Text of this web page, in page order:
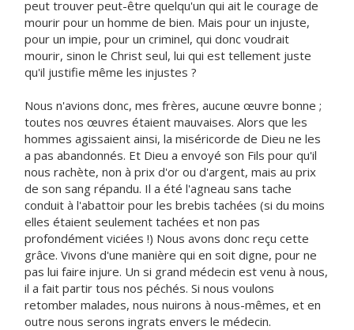
peut trouver peut-être quelqu'un qui ait le courage de
mourir pour un homme de bien. Mais pour un injuste,
pour un impie, pour un criminel, qui donc voudrait
mourir, sinon le Christ seul, lui qui est tellement juste
qu'il justifie même les injustes ?
Nous n'avions donc, mes frères, aucune œuvre bonne ;
toutes nos œuvres étaient mauvaises. Alors que les
hommes agissaient ainsi, la miséricorde de Dieu ne les
a pas abandonnés. Et Dieu a envoyé son Fils pour qu'il
nous rachète, non à prix d'or ou d'argent, mais au prix
de son sang répandu. Il a été l'agneau sans tache
conduit à l'abattoir pour les brebis tachées (si du moins
elles étaient seulement tachées et non pas
profondément viciées !) Nous avons donc reçu cette
grâce. Vivons d'une manière qui en soit digne, pour ne
pas lui faire injure. Un si grand médecin est venu à nous,
il a fait partir tous nos péchés. Si nous voulons
retomber malades, nous nuirons à nous-mêmes, et en
outre nous serons ingrats envers le médecin.